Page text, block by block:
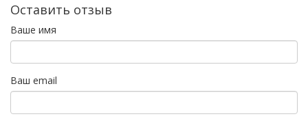
Оставить отзыв
Ваше имя
Ваш email